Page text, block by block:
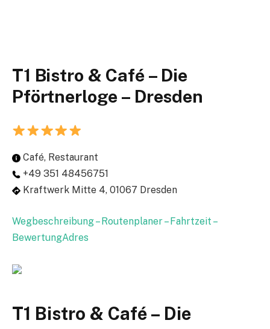
T1 Bistro & Café – Die
Pförtnerloge – Dresden
Café, Restaurant
+49 351 48456751
Kraftwerk Mitte 4, 01067 Dresden
Wegbeschreibung – Routenplaner – Fahrtzeit –
BewertungAdres
T1 Bistro & Café – Die